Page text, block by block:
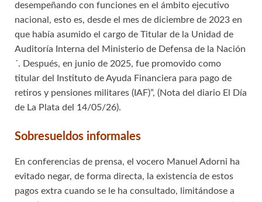
desempeñando con funciones en el ámbito ejecutivo
nacional, esto es, desde el mes de diciembre de 2023 en
que había asumido el cargo de Titular de la Unidad de
Auditoría Interna del Ministerio de Defensa de la Nación
´. Después, en junio de 2025, fue promovido como
titular del Instituto de Ayuda Financiera para pago de
retiros y pensiones militares (IAF)”, (Nota del diario El Día
de La Plata del 14/05/26).
Sobresueldos informales
En conferencias de prensa, el vocero Manuel Adorni ha
evitado negar, de forma directa, la existencia de estos
pagos extra cuando se le ha consultado, limitándose a